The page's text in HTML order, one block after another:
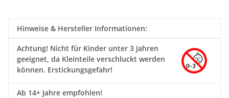
Hinweise & Hersteller Informationen:
Achtung! Nicht für Kinder unter 3 Jahren
geeignet, da Kleinteile verschluckt werden
können. Erstickungsgefahr!
Ab 14+ Jahre empfohlen!